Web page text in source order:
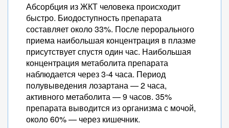
Абсорбция из ЖКТ человека происходит
быстро. Биодоступность препарата
составляет около 33%. После перорального
приема наибольшая концентрация в плазме
присутствует спустя один час. Наибольшая
концентрация метаболита препарата
наблюдается через 3-4 часа. Период
полувыведения лозартана — 2 часа,
активного метаболита — 9 часов. 35%
препарата выводится из организма с мочой,
около 60% — через кишечник.